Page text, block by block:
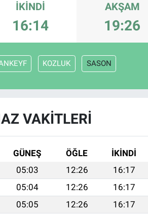
İKINDI
16:14
AKŞAM
19:26
KOZLUK SASON
VAKITLERI
GÜNEŞ ÖĞLE İKINDI
05:03 12:26 16:17
05:04 12:26 16:17
05:05 12:26 16:17